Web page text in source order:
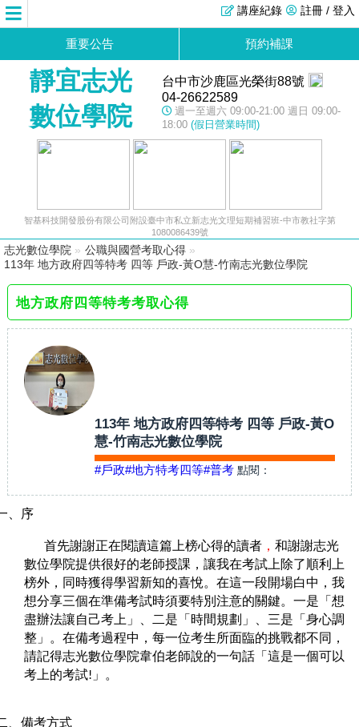
註冊 / 登入
講座紀錄
重要公告 預約補課
靜宜志光
數位學院
台中市沙鹿區光榮街88號
04-26622589
週一至週六 09:00-21:00 週日 09:00-
18:00 (假日營業時間)
智基科技開發股份有限公司附設臺中市私立新志光文理短期補習班-中市教社字第
1080086439號
志光數位學院 » 公職與國營考取心得 »
113年 地方政府四等特考 四等 戶政-黃O慧-竹南志光數位學院
地方政府四等特考考取心得
113年 地方政府四等特考 四等 戶政-黃O
慧-竹南志光數位學院
#戶政#地方特考四等#普考 點閱：
、序
首先謝謝正在閱讀這篇上榜心得的讀者 ，和謝謝志光
數位學院提供很好的老師授課，讓我在考試上除了順利上
榜外，同時獲得學習新知的喜悅。在這一段開場白中，我
想分享三個在準備考試時須要特別注意的關鍵。一是「想
盡辦法讓自己考上」、二是「時間規劃」、三是「身心調
整」。在備考過程中，每一位考生所面臨的挑戰都不同，
請記得志光數位學院韋伯老師說的一句話「這是一個可以
考上的考試!」。
、備考方式